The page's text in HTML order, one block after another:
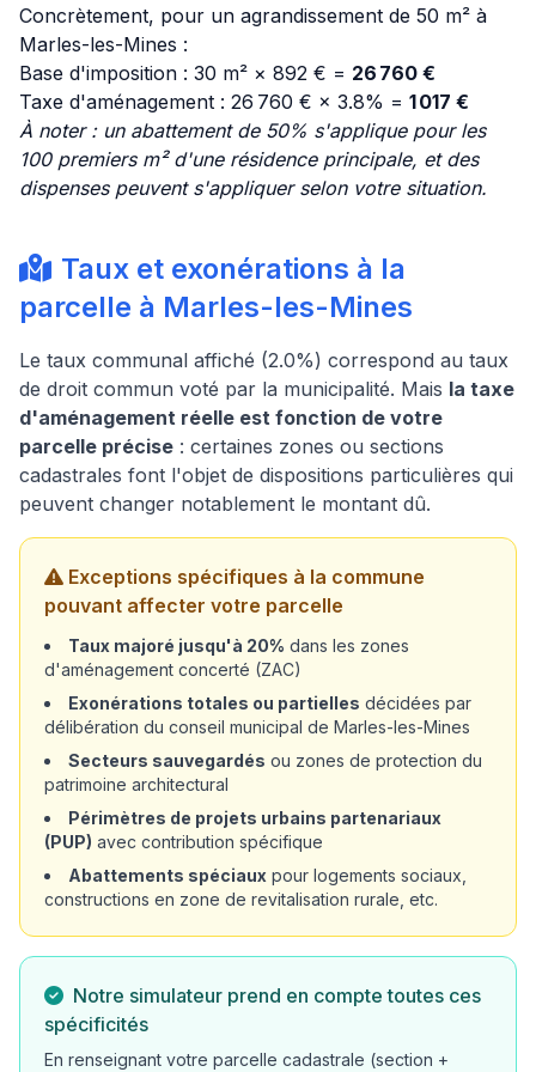
Concrètement, pour un agrandissement de 50 m² à
Marles-les-Mines :
Base d'imposition : 30 m² × 892 € = 26 760 €
Taxe d'aménagement : 26 760 € × 3.8% = 1 017 €
À noter : un abattement de 50% s'applique pour les
100 premiers m² d'une résidence principale, et des
dispenses peuvent s'appliquer selon votre situation.
Taux et exonérations à la
parcelle à Marles-les-Mines
Le taux communal affiché (2.0%) correspond au taux
de droit commun voté par la municipalité. Mais la taxe
d'aménagement réelle est fonction de votre
parcelle précise : certaines zones ou sections
cadastrales font l'objet de dispositions particulières qui
peuvent changer notablement le montant dû.
Exceptions spécifiques à la commune
pouvant affecter votre parcelle
Taux majoré jusqu'à 20% dans les zones
d'aménagement concerté (ZAC)
Exonérations totales ou partielles décidées par
délibération du conseil municipal de Marles-les-Mines
Secteurs sauvegardés ou zones de protection du
patrimoine architectural
Périmètres de projets urbains partenariaux
(PUP) avec contribution spécifique
Abattements spéciaux pour logements sociaux,
constructions en zone de revitalisation rurale, etc.
Notre simulateur prend en compte toutes ces
spécificités
En renseignant votre parcelle cadastrale (section +